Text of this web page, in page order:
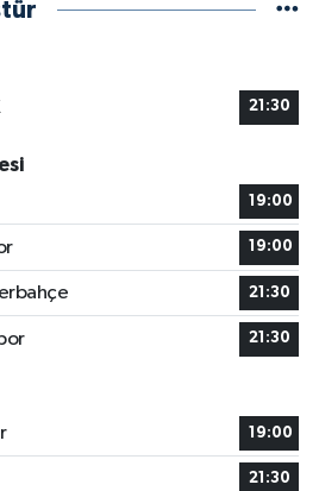
21:30
19:00
19:00
21:30
21:30
19:00
21:30